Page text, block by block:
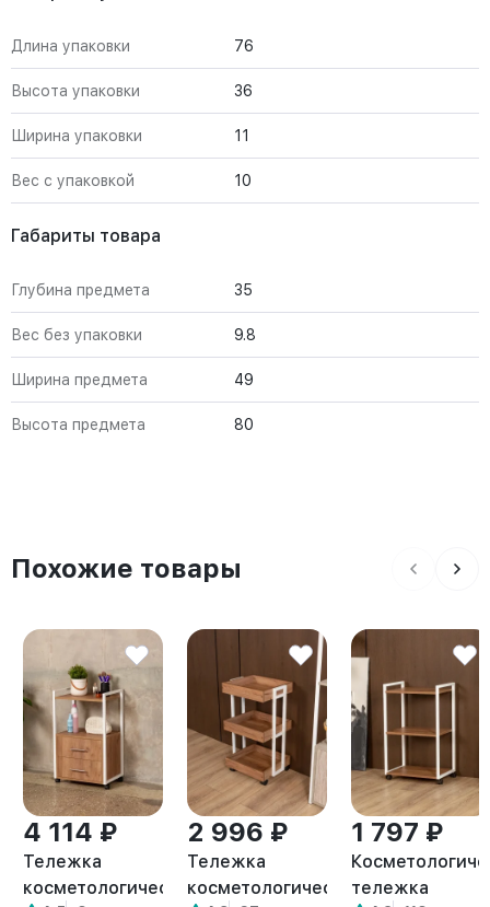
Длина упаковки 76
Высота упаковки 36
Ширина упаковки 11
Вес с упаковкой 10
Габариты товара
Глубина предмета 35
Вес без упаковки 9.8
Ширина предмета 49
Высота предмета 80
Похожие товары
4 114 ₽
Тележка
косметологическая
2 996 ₽
Тележка
косметологическая
1 797 ₽
тележка